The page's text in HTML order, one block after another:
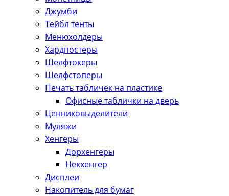
Джумби
Тейбл тенты
Менюхолдеры
Хардпостеры
Шелфтокеры
Шелфстоперы
Печать табличек на пластике
Офисные таблички на дверь
Ценниковыделители
Муляжи
Хенгеры
Дорхенгеры
Некхенгер
Дисплеи
Накопитель для бумаг